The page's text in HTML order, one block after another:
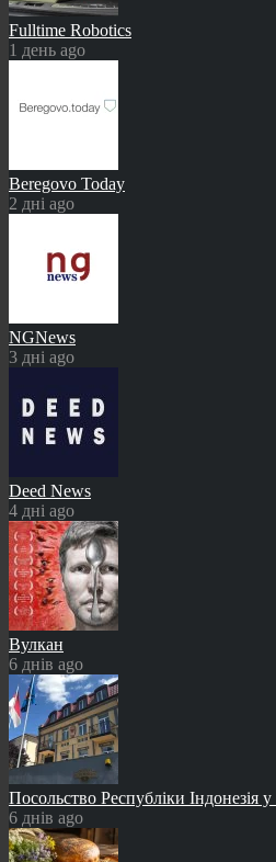
Fulltime Robotics
1 день ago
Beregovo Today
2 дні ago
NGNews
3 дні ago
Deed News
4 дні ago
Вулкан
6 днів ago
Посольство Республіки Індонезія у
6 днів ago